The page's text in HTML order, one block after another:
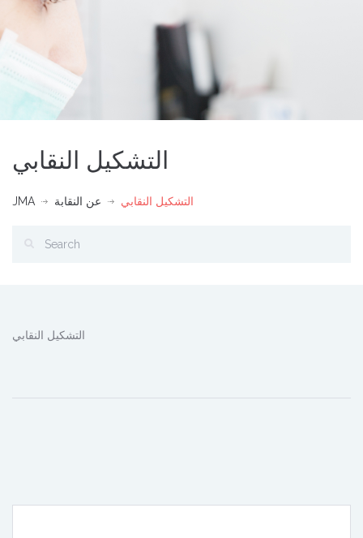
التشكيل النقابي
JMA عن النقابة التشكيل النقابي
التشكيل النقابي